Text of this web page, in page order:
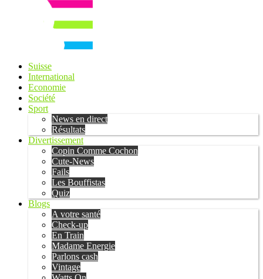
Suisse
International
Economie
Société
Sport
News en direct
Résultats
Divertissement
Copin Comme Cochon
Cute-News
Fails
Les Bouffistas
Quiz
Blogs
A votre santé
Check-up
En Train
Madame Energie
Parlons cash
Vintage